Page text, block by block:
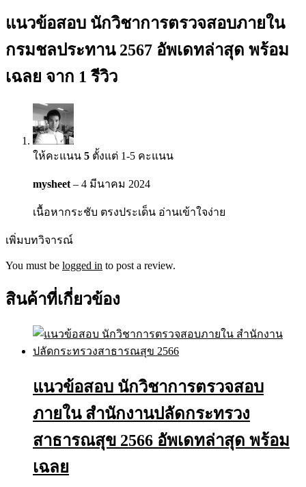
แนวข้อสอบ นักวิชาการตรวจสอบภายใน
กรมชลประทาน 2567 อัพเดทล่าสุด พร้อม
เฉลย จาก 1 รีวิว
ให้คะแนน 5 ตั้งแต่ 1-5 คะแนน
mysheet – 4 มีนาคม 2024
เนื้อหากระชับ ตรงประเด็น อ่านเข้าใจง่าย
เพิ่มบทวิจารณ์
You must be logged in to post a review.
สินค้าที่เกี่ยวข้อง
แนวข้อสอบ นักวิชาการตรวจสอบ
ภายใน สำนักงานปลัดกระทรวง
สาธารณสุข 2566 อัพเดทล่าสุด พร้อม
เฉลย